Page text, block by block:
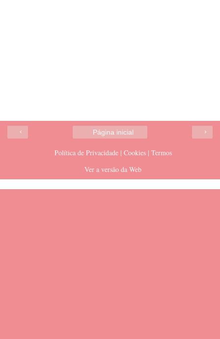
‹ ›
Página inicial
Política de Privacidade | Cookies | Termos
Ver a versão da Web